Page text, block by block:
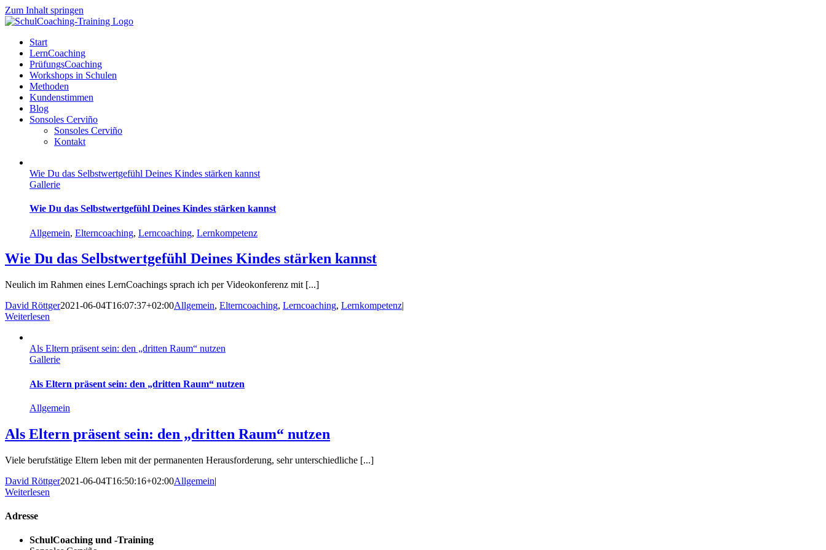
Zum Inhalt springen
Start
LernCoaching
PrüfungsCoaching
Workshops in Schulen
Methoden
Kundenstimmen
Blog
Sonsoles Cerviño
Sonsoles Cerviño
Kontakt
Wie Du das Selbstwertgefühl Deines Kindes stärken kannst
Gallerie
Wie Du das Selbstwertgefühl Deines Kindes stärken kannst
Allgemein, Elterncoaching, Lerncoaching, Lernkompetenz
Wie Du das Selbstwertgefühl Deines Kindes stärken kannst
Neulich im Rahmen eines LernCoachings sprach ich per Videokonferenz mit [...]
David Röttger2021-06-04T16:07:37+02:00Allgemein, Elterncoaching, Lerncoaching, Lernkompetenz|
Weiterlesen
Als Eltern präsent sein: den „dritten Raum“ nutzen
Gallerie
Als Eltern präsent sein: den „dritten Raum“ nutzen
Allgemein
Als Eltern präsent sein: den „dritten Raum“ nutzen
Viele berufstätige Eltern leben mit der permanenten Herausforderung, sehr unterschiedliche [...]
David Röttger2021-06-04T16:50:16+02:00Allgemein|
Weiterlesen
Adresse
SchulCoaching und -Training